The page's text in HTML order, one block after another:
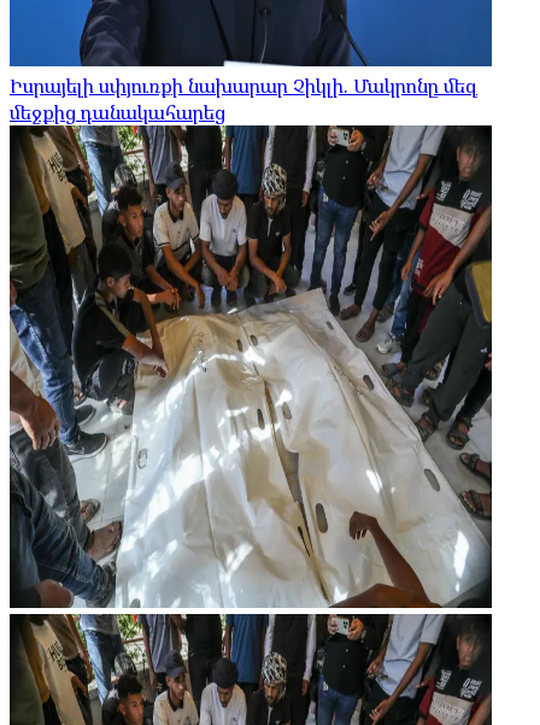
Իսրայելի սփյուռքի նախարար Չիկլի. Մակրոնը մեզ
մեջքից դանակահարեց